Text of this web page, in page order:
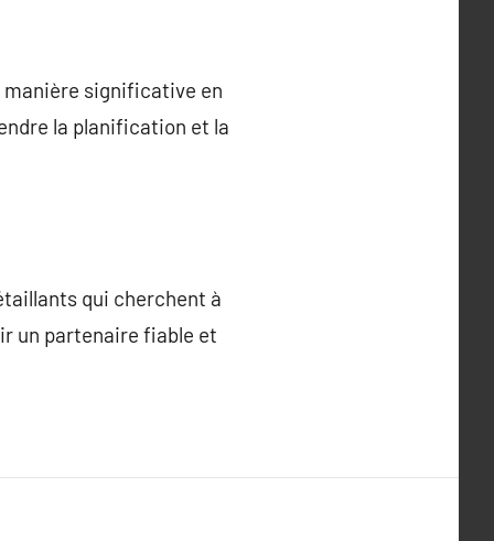
manière significative en
la planification et la
qui cherchent à
un partenaire fiable et